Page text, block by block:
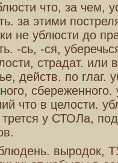
что, за чем,
за этими
не ублюсти до
-сь, -ся,
страдат. или
действ. по глаг.
сбереженного.
что в целости.
трется у СТОЛа,
выродок,